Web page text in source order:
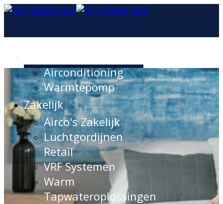
Airconditioning
Warmtepomp
Zakelijk
Airco's Zakelijk
Luchtgordijnen
Retail
VRF Systemen
Warm
Tapwateroplossingen